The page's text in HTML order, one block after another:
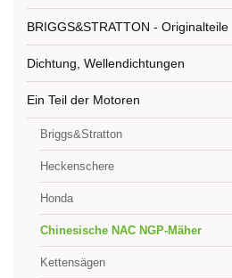
BRIGGS&STRATTON - Originalteile
Dichtung, Wellendichtungen
Ein Teil der Motoren
Briggs&Stratton
Heckenschere
Honda
Chinesische NAC NGP-Mäher
Kettensägen